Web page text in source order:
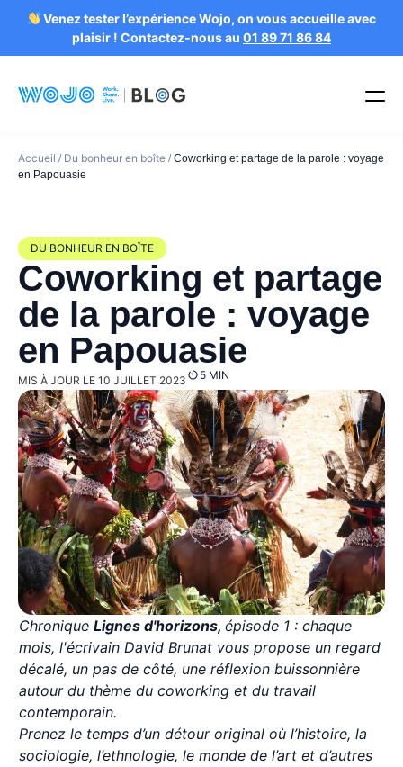
Venez tester l’expérience Wojo, on vous accueille avec
plaisir ! Contactez-nous au 01 89 71 86 84
Accueil / Du bonheur en boîte /Coworking et partage de la parole : voyage
en Papouasie
DU BONHEUR EN BOÎTE
Coworking et partage
de la parole : voyage
en Papouasie
MIS À JOUR LE 10 JUILLET 2023 5 MIN
Chronique Lignes d'horizons, épisode 1 : chaque
mois, l'écrivain David Brunat vous propose un regard
décalé, un pas de côté, une réflexion buissonnière
autour du thème du coworking et du travail
contemporain.
Prenez le temps d’un détour original où l’histoire, la
sociologie, l’ethnologie, le monde de l’art et d’autres